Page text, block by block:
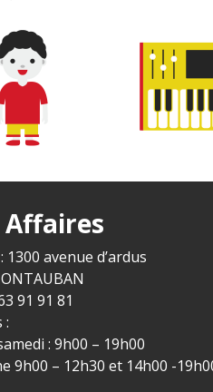
Affaires
1300 avenue d’ardus
91 91 81
:
: 9h00 – 19h00
9h00 – 12h30 et 14h00 -